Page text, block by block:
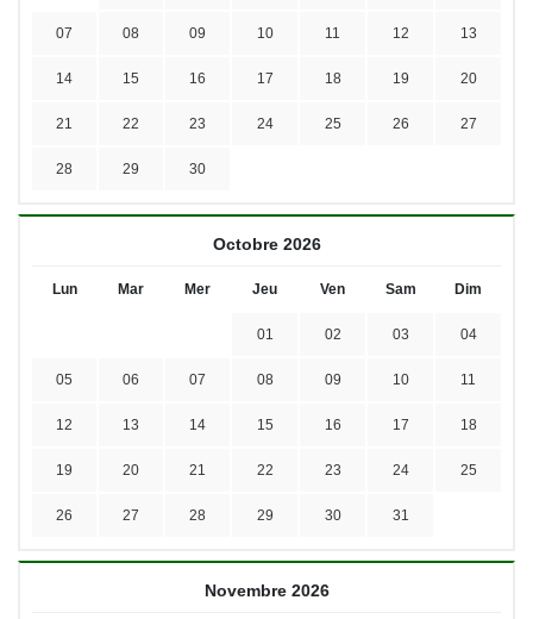
07 08 09 10 11 12 13
14 15 16 17 18 19 20
21 22 23 24 25 26 27
28 29 30
Octobre 2026
Lun Mar Mer Jeu Ven Sam Dim
01 02 03 04
05 06 07 08 09 10 11
12 13 14 15 16 17 18
19 20 21 22 23 24 25
26 27 28 29 30 31
Novembre 2026